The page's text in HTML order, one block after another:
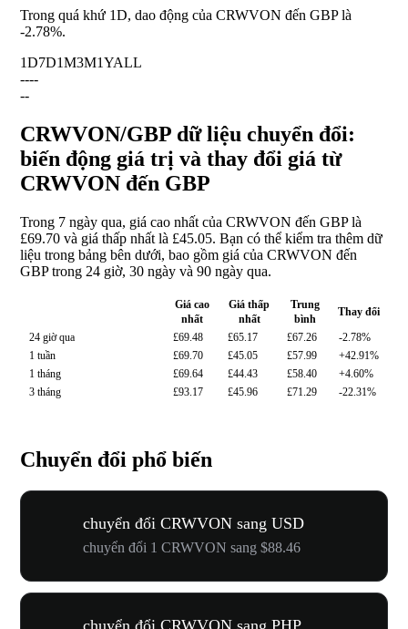
Trong quá khứ 1D, dao động của CRWVON đến GBP là
-2.78%.
1D7D1M3M1YALL
----
--
CRWVON/GBP dữ liệu chuyển đổi:
biến động giá trị và thay đổi giá từ
CRWVON đến GBP
Trong 7 ngày qua, giá cao nhất của CRWVON đến GBP là
£69.70 và giá thấp nhất là £45.05. Bạn có thể kiểm tra thêm dữ
liệu trong bảng bên dưới, bao gồm giá của CRWVON đến
GBP trong 24 giờ, 30 ngày và 90 ngày qua.
Giá cao
nhất
Giá thấp
nhất
Trung
bình
Thay đổi
24 giờ qua
£69.48 £65.17 £67.26
-2.78%
1 tuần
£69.70 £45.05 £57.99
+42.91%
1 tháng
£69.64 £44.43 £58.40
+4.60%
3 tháng
£93.17 £45.96 £71.29 -22.31%
Chuyển đổi phổ biến
chuyển đổi CRWVON sang USD
chuyển đổi 1 CRWVON sang $88.46
chuyển đổi CRWVON sang PHP